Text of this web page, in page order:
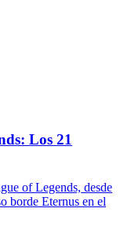
Los 21
of Legends, desde
borde Eternus en el